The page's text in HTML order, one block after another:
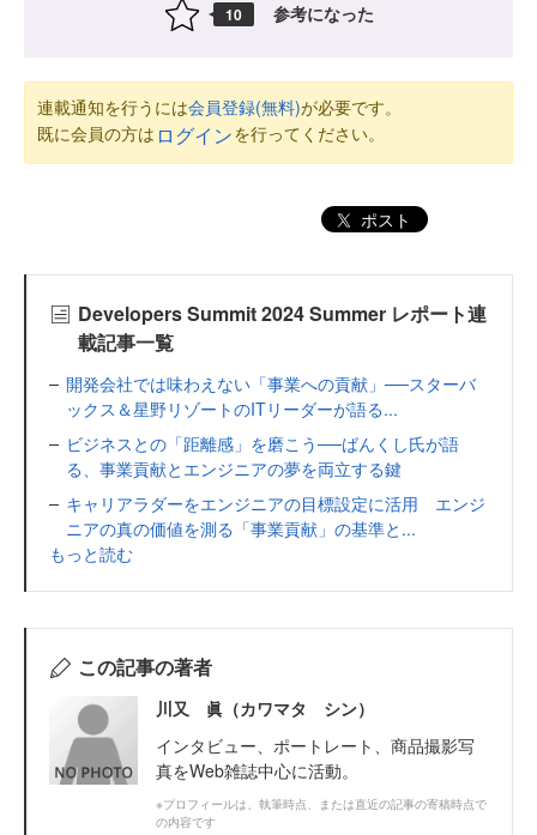
10 参考になった
連載通知を行うには会員登録(無料)が必要です。
既に会員の方は ログインを行ってください。
ポスト
Developers Summit 2024 Summer レポート連
載記事一覧
開発会社では味わえない「事業への貢献」──スターバ
ックス＆星野リゾートのITリーダーが語る...
ビジネスとの「距離感」を磨こう──ばんくし氏が語
る、事業貢献とエンジニアの夢を両立する鍵
キャリアラダーをエンジニアの目標設定に活用 エンジ
ニアの真の価値を測る「事業貢献」の基準と...
もっと読む
この記事の著者
川又 眞（カワマタ シン）
インタビュー、ポートレート、商品撮影写
真をWeb雑誌中心に活動。
※プロフィールは、執筆時点、または直近の記事の寄稿時点で
の内容です